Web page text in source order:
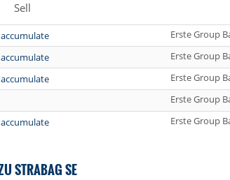
Sell
accumulate
Erste Group
accumulate
Erste Group
accumulate
Erste Group
Erste Group
accumulate Erste Group
STRABAG SE